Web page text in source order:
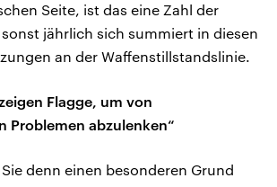
Seite, ist das eine Zahl der
jährlich sich summiert in diesen
an der Waffenstillstandslinie.
Flagge, um von
Problemen abzulenken“
denn einen besonderen Grund